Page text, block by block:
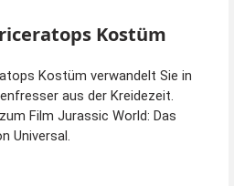
Kostüm
Kostüm verwandelt Sie in
aus der Kreidezeit.
Film Jurassic World: Das
Universal.